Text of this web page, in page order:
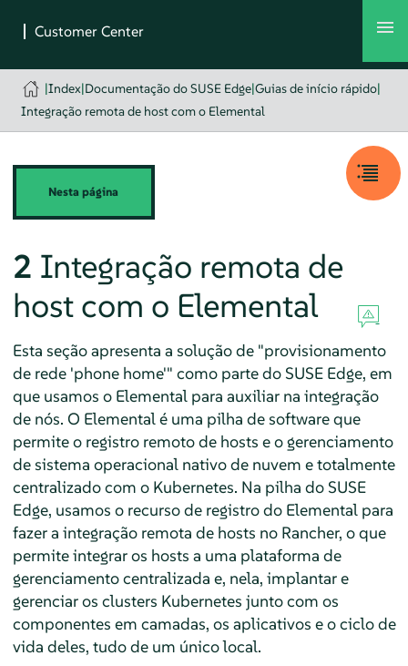
|Index|Documentação do SUSE Edge|Guias de início rápido|
Integração remota de host com o Elemental
Nesta página
2 Integração remota de
host com o Elemental
Esta seção apresenta a solução de "provisionamento
de rede 'phone home'" como parte do SUSE Edge, em
que usamos o Elemental para auxiliar na integração
de nós. O Elemental é uma pilha de software que
permite o registro remoto de hosts e o gerenciamento
de sistema operacional nativo de nuvem e totalmente
centralizado com o Kubernetes. Na pilha do SUSE
Edge, usamos o recurso de registro do Elemental para
fazer a integração remota de hosts no Rancher, o que
permite integrar os hosts a uma plataforma de
gerenciamento centralizada e, nela, implantar e
gerenciar os clusters Kubernetes junto com os
componentes em camadas, os aplicativos e o ciclo de
vida deles, tudo de um único local.